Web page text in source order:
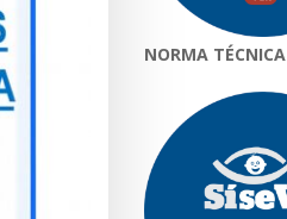
NORMA TÉCNICA